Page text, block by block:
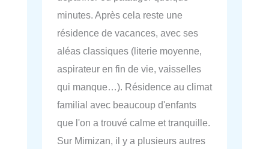
minutes. Après cela reste une
résidence de vacances, avec ses
aléas classiques (literie moyenne,
aspirateur en fin de vie, vaisselles
qui manque…). Résidence au climat
familial avec beaucoup d'enfants
que l'on a trouvé calme et tranquille.
Sur Mimizan, il y a plusieurs autres